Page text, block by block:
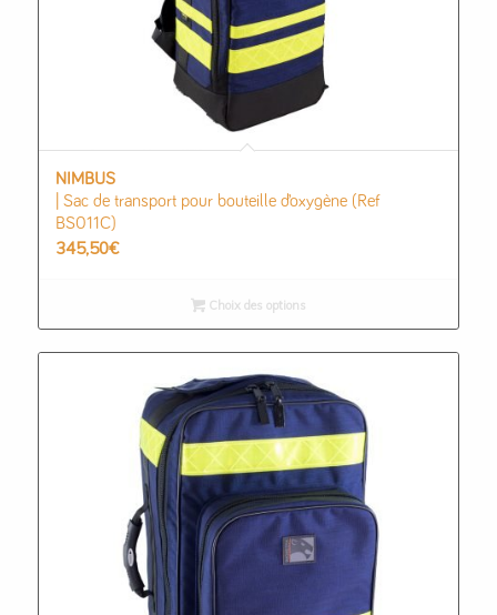
NIMBUS
| Sac de transport pour bouteille d’oxygène (Ref
BS011C)
345,50€
Choix des options